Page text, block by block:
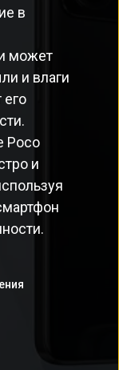
в
может
и влаги
его
Poco
и